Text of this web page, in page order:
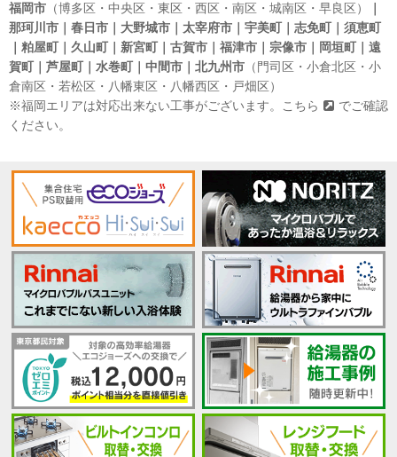
福岡市 （博多区・中央区・東区・西区・南区・城南区・早良区）
那珂川市｜春日市｜大野城市｜太宰府市｜宇美町｜志免町｜須恵町
｜粕屋町｜久山町｜新宮町｜古賀市｜福津市｜宗像市｜岡垣町｜遠
賀町｜芦屋町｜水巻町｜中間市｜北九州市 （門司区・小倉北区・小
倉南区・若松区・八幡東区・八幡西区・戸畑区）
※福岡エリアは対応出来ない工事がございます。
こちら
でご確認
ください。